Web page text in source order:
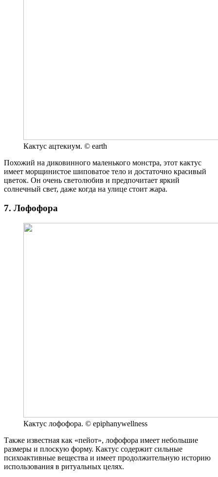
Кактус ацтекиум. © earth
Похожий на диковинного маленького монстра, этот кактус
имеет морщинистое шиповатое тело и достаточно красивый
цветок. Он очень светолюбив и предпочитает яркий
солнечный свет, даже когда на улице стоит жара.
7. Лофофора
Кактус лофофора. © epiphanywellness
Также известная как «пейот», лофофора имеет небольшие
размеры и плоскую форму. Кактус содержит сильные
психоактивные вещества и имеет продолжительную историю
использования в ритуальных целях.